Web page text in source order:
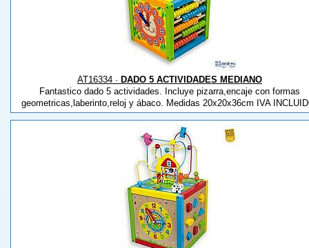
AT16334 · DADO 5 ACTIVIDADES MEDIANO
Fantastico dado 5 actividades. Incluye pizarra,encaje con formas
geometricas,laberinto,reloj y ábaco. Medidas 20x20x36cm IVA